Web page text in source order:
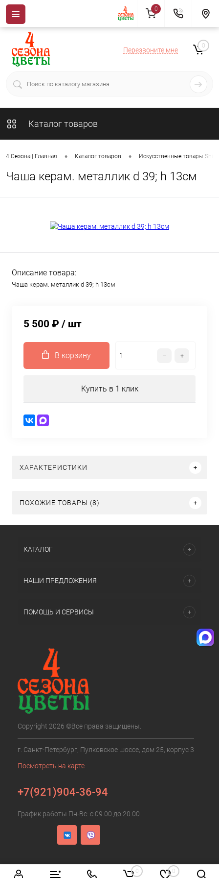
Перезвоните мне
0
Каталог товаров
4 Сезона | Главная • Каталог товаров • Искусственные товары
Чаша керам. металлик d 39; h 13см
Описание товара:
Чаша керам. металлик d 39; h 13см
5 500 ₽ / шт
В корзину
Купить в 1 клик
ХАРАКТЕРИСТИКИ
ПОХОЖИЕ ТОВАРЫ (8)
КАТАЛОГ
НАШИ ПРЕДЛОЖЕНИЯ
ПОМОЩЬ И СЕРВИСЫ
Copyright 2026 ©Все права защищены.
г. Санкт-Петербург, Пулковское шоссе, дом 25, корпус 3
Посмотреть на карте
+7(921)904-36-94
График работы Пн-Вс: с 09.00 до 20.00
0 0
0